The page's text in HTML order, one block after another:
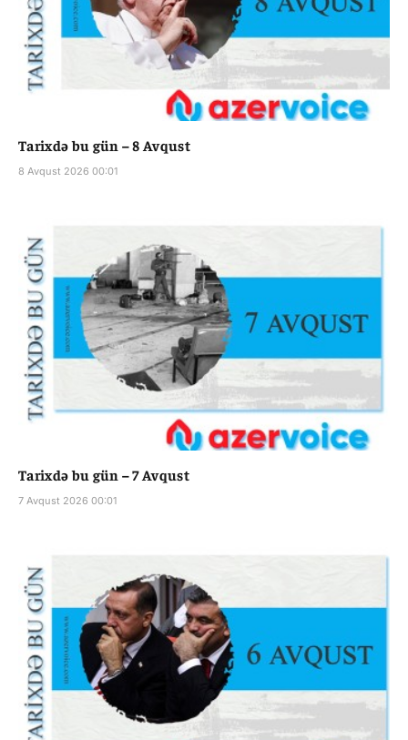
Tarixdə bu gün – 8 Avqust
8 Avqust 2026 00:01
Tarixdə bu gün – 7 Avqust
7 Avqust 2026 00:01